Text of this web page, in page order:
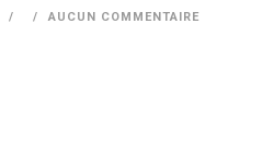
AUCUN COMMENTAIRE